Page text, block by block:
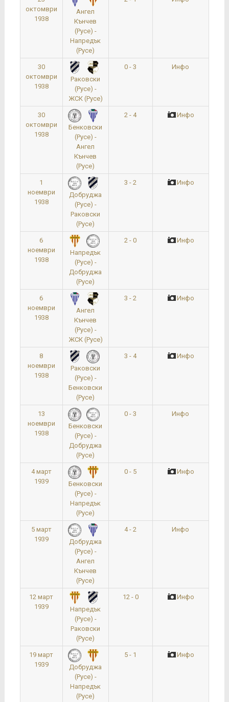
октомври
1938
Ангел
Кънчев
(Русе) -
Напредък
(Русе)
30
октомври
1938
Раковски
(Русе) -
ЖСК (Русе)
0 - 3 Инфо
30
октомври
1938
Бенковски
(Русе) -
Ангел
Кънчев
(Русе)
2 - 4 Инфо
1
ноември
1938
Добруджа
(Русе) -
Раковски
(Русе)
3 - 2 Инфо
6
ноември
1938
Напредък
(Русе) -
Добруджа
(Русе)
2 - 0 Инфо
6
ноември
1938
Ангел
Кънчев
(Русе) -
ЖСК (Русе)
3 - 2 Инфо
8
ноември
1938
Раковски
(Русе) -
Бенковски
(Русе)
3 - 4 Инфо
13
ноември
1938
Бенковски
(Русе) -
Добруджа
(Русе)
0 - 3 Инфо
4 март
1939
Бенковски
(Русе) -
Напредък
(Русе)
0 - 5 Инфо
5 март
1939
Добруджа
(Русе) -
Ангел
Кънчев
(Русе)
4 - 2 Инфо
12 март
1939
Напредък
(Русе) -
Раковски
(Русе)
12 - 0 Инфо
19 март
1939
Добруджа
(Русе) -
Напредък
(Русе)
5 - 1 Инфо